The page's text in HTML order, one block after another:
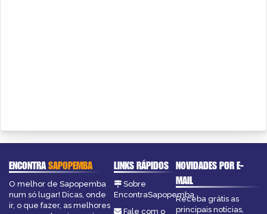
ENCONTRASAPOPEMBA
O melhor de Sapopemba
num só lugar! Dicas, onde
ir, o que fazer, as melhores
LINKS RÁPIDOS
Sobre
EncontraSapopemba
Fale com o
NOVIDADES POR E-
MAIL
Receba grátis as
principais notícias,